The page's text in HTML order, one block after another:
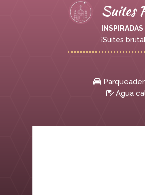
Suites
¡Suites
Agua